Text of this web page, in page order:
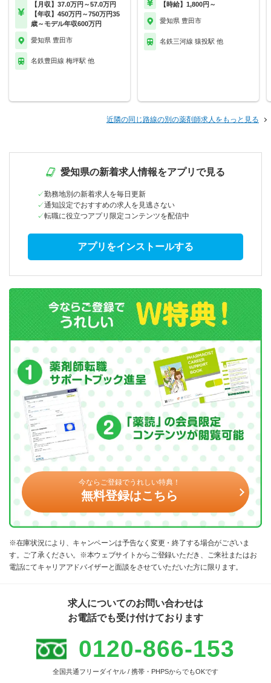
【月収】37.0万円～57.0万円
【年収】450万円～750万円35
歳～モデル年収600万円
愛知県 豊田市
名鉄豊田線 梅坪駅 他
【時給】1,800円～
愛知県 豊田市
名鉄三河線 猿投駅 他
近隣の同じ路線の別の薬剤師求人をもっと見る
愛知県の新着求人情報をアプリで見る
勤務地別の新着求人を毎日更新
通知設定でおすすめの求人を見逃さない
転職に役立つアプリ限定コンテンツを配信中
アプリをインストールする
今ならご登録でうれしい特典！
無料登録はこちら
※在庫状況により、キャンペーンは予告なく変更・終了する場合がございま
す。ご了承ください。※本ウェブサイトからご登録いただき、ご来社またはお
電話にてキャリアアドバイザーと面談をさせていただいた方に限ります。
求人についてのお問い合わせは
お電話でも受け付けております
0120-866-153
全国共通フリーダイヤル / 携帯・PHPSからでもOKです